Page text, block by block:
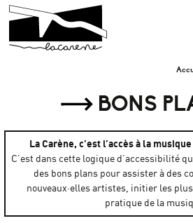
Panneau de gestion des cookies
Accueil
BONS
La Carène, c’est l’accès à la
C’est dans cette logique d’accessibilité
des bons plans pour assister à des
nouveaux·elles artistes, initier les
pratique de la